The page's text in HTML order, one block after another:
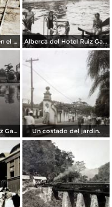
Estacion ferroviaria en el Fortín de las Flores, Veracruz. Alberca del Hotel Ruiz Galindo
Alberca del Hotel Ruiz Galindo Un costado del jardin.